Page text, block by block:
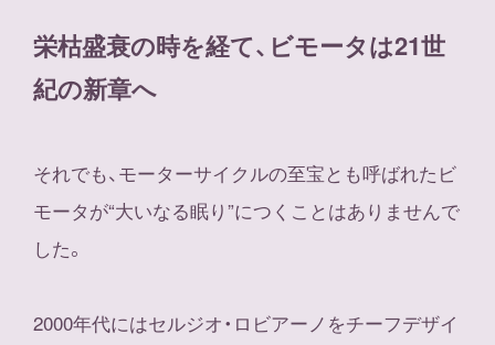
栄枯盛衰の時を経て、ビモータは21世
紀の新章へ
それでも、モーターサイクルの至宝とも呼ばれたビ
モータが“大いなる眠り”につくことはありませんで
した。
2000年代にはセルジオ・ロビアーノをチーフデザイ